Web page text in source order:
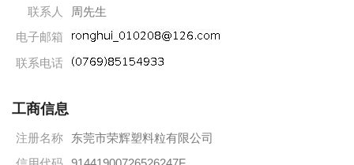
联系人
周先生
电子邮箱
联系电话
工商信息
注册名称
东莞市荣辉塑料粒有限公司